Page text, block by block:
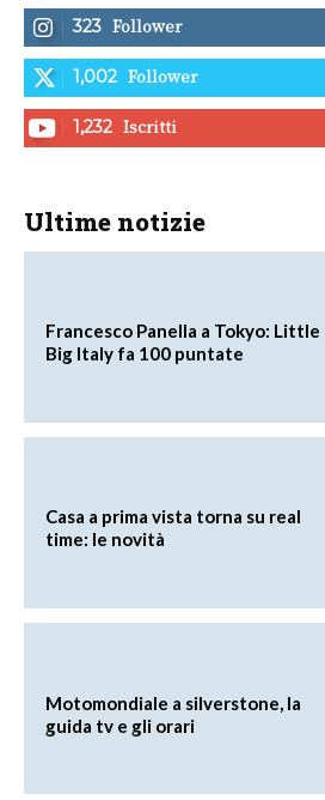
323 Follower
1,002 Follower
1,232 Iscritti
Ultime notizie
Francesco Panella a Tokyo: Little
Big Italy fa 100 puntate
Casa a prima vista torna su real
time: le novità
Motomondiale a silverstone, la
guida tv e gli orari